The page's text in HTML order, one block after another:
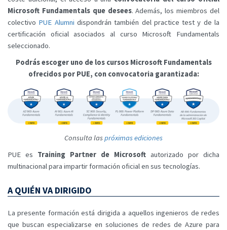
Microsoft Fundamentals que desees. Además, los miembros del
colectivo PUE Alumni dispondrán también del practice test y de la
certificación oficial asociados al curso Microsoft Fundamentals
seleccionado.
Podrás escoger uno de los cursos Microsoft Fundamentals
ofrecidos por PUE, con convocatoria garantizada:
Consulta laspróximas ediciones
PUE es Training Partner de Microsoft autorizado por dicha
multinacional para impartir formación oficial en sus tecnologías.
A QUIÉN VA DIRIGIDO
La presente formación está dirigida a aquellos ingenieros de redes
que buscan especializarse en soluciones de redes de Azure para